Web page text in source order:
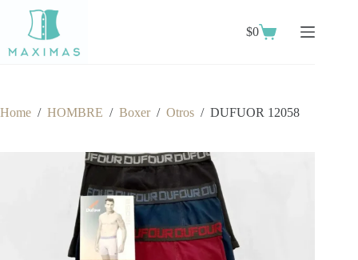
content
Shopping
$0
Home / HOMBRE / Boxer / Otros / DUFUOR 12058